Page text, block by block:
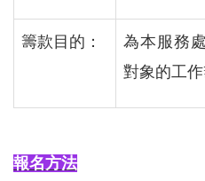
籌款目的：
為本服務
對象的工
報名方法